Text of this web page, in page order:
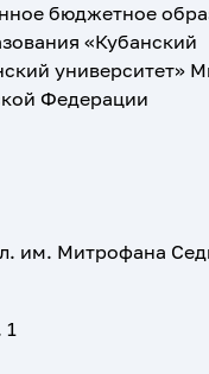
бюджетное
«Кубанский
университет»
Федерации
им. Митрофана
1